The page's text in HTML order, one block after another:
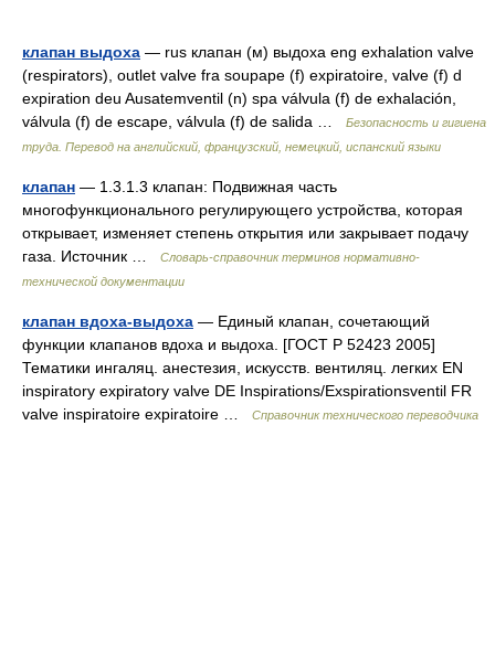
клапан выдоха — rus клапан (м) выдоха eng exhalation valve
(respirators), outlet valve fra soupape (f) expiratoire, valve (f) d
expiration deu Ausatemventil (n) spa válvula (f) de exhalación,
válvula (f) de escape, válvula (f) de salida …
Безопасность и гигиена
труда. Перевод на английский, французский, немецкий, испанский языки
клапан — 1.3.1.3 клапан: Подвижная часть
многофункционального регулирующего устройства, которая
открывает, изменяет степень открытия или закрывает подачу
газа. Источник …
Словарь-справочник терминов нормативно-
технической документации
клапан вдоха-выдоха — Единый клапан, сочетающий
функции клапанов вдоха и выдоха. [ГОСТ Р 52423 2005]
Тематики ингаляц. анестезия, искусств. вентиляц. легких EN
inspiratory expiratory valve DE Inspirations/Exspirationsventil FR
valve inspiratoire expiratoire …
Справочник технического переводчика